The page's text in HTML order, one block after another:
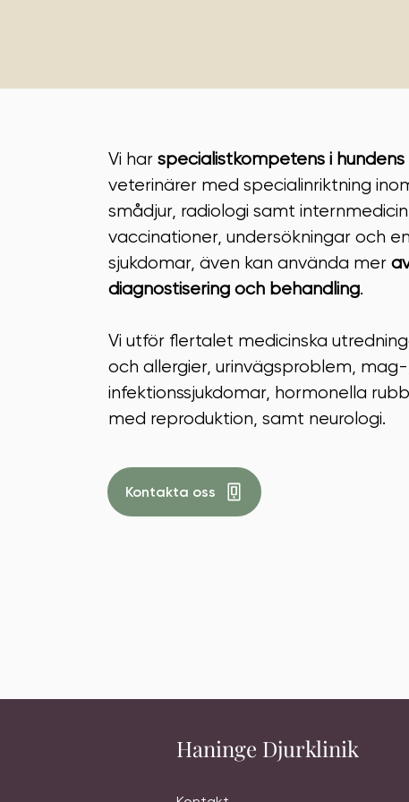
Vi harspecialistkompetens i
veterinärer med specialinriktning
smådjur, radiologi samt
vaccinationer, undersökningar och
sjukdomar, även kan använda mer
diagnostisering och behandling.
Vi utför flertalet medicinska
och allergier, urinvägsproblem,
infektionssjukdomar, hormonella
med reproduktion, samt neurologi.
Kontakta oss
Haninge Djurklinik